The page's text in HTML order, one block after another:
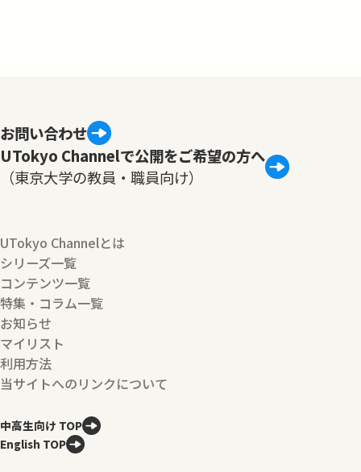
お問い合わせ
UTokyo Channelで公開をご希望の方へ
（東京大学の教員・職員向け）
UTokyo Channelとは
シリーズ一覧
コンテンツ一覧
特集・コラム一覧
お知らせ
マイリスト
利用方法
当サイトへのリンクについて
中高生向け TOP
English TOP